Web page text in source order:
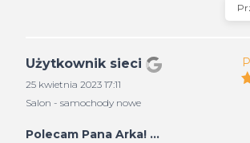
Użytkownik sieci
25 kwietnia 2023 17:11
Salon - samochody nowe
Polecam Pana Arka! ...